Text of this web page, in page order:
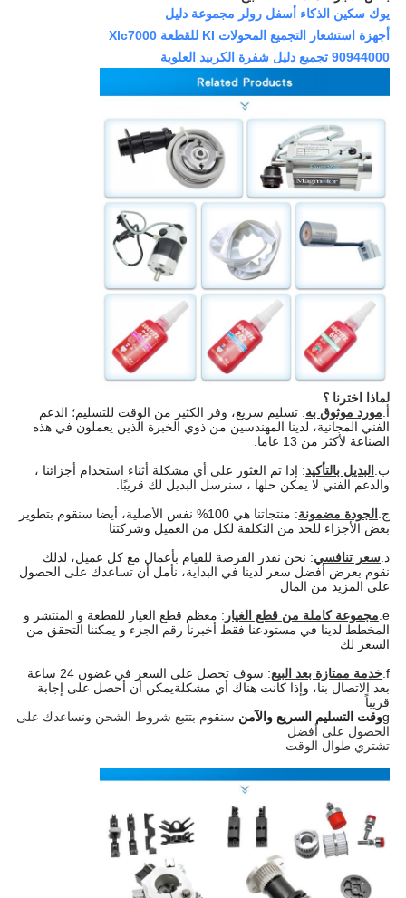
يوك سكين الذكاء أسفل رولر مجموعة دليل
أجهزة استشعار التجميع المحولات KI للقطعة Xlc7000
90944000 تجميع دليل شفرة الكربيد العلوية
لماذا اخترنا ؟
أ.مورد موثوق به. تسليم سريع، وفر الكثير من الوقت للتسليم؛ الدعم
الفني المجانية، لدينا المهندسين من ذوي الخبرة الذين يعملون في هذه
الصناعة لأكثر من 13 عاما.
ب. البديل بالتأكيد: إذا تم العثور على أي مشكلة أثناء استخدام أجزائنا ،
والدعم الفني لا يمكن حلها ، سنرسل البديل لك قريبًا.
ج. الجودة مضمونة
: منتجاتنا هي 100% نفس الأصلية، أيضا سنقوم بتطوير
بعض الأجزاء للحد من التكلفة لكل من العميل وشركتنا
د.سعر تنافسي: نحن نقدر الفرصة للقيام بأعمال مع كل عميل، لذلك
نقوم بعرض أفضل سعر لدينا في البداية، نأمل أن تساعدك على الحصول
على المزيد من المال
e. مجموعة كاملة من قطع الغيار : معظم قطع الغيار للقطعة و المنتشر و
المخطط لدينا في مستودعنا فقط أخبرنا رقم الجزء و يمكننا التحقق من
السعر لك
f. خدمة ممتازة بعد البيع
: سوف تحصل على السعر في غضون 24 ساعة
بعد الاتصال بنا، وإذا كانت هناك أي مشكلةيمكن أن أحصل على إجابة
قريباً
gوقت التسليم السريع والآمن سنقوم بتتبع شروط الشحن ونساعدك على
الحصول على أفضل
تشتري طوال الوقت